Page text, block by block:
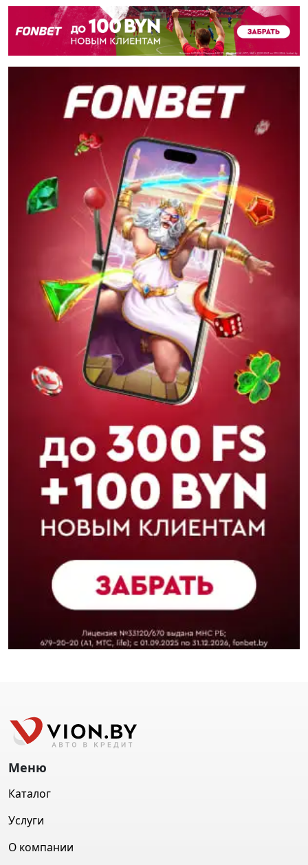
Меню
Каталог
Услуги
О компании